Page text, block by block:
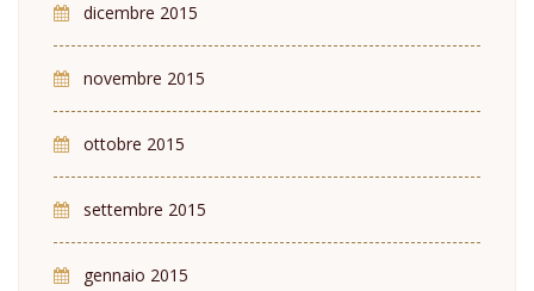
dicembre 2015
novembre 2015
ottobre 2015
settembre 2015
gennaio 2015